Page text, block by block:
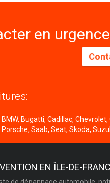
en
Bugatti, Cadillac,
Saab, Seat, Skoda,
EN ÎLE-DE-